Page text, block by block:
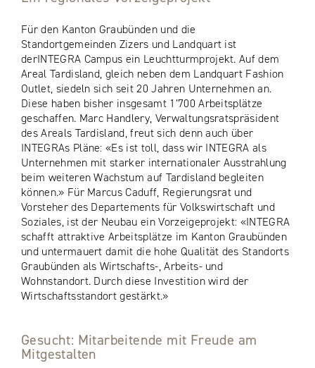
Für den Kanton Graubünden und die
Standortgemeinden Zizers und Landquart ist
derINTEGRA Campus ein Leuchtturmprojekt. Auf dem
Areal Tardisland, gleich neben dem Landquart Fashion
Outlet, siedeln sich seit 20 Jahren Unternehmen an.
Diese haben bisher insgesamt 1’700 Arbeitsplätze
geschaffen. Marc Handlery, Verwaltungsratspräsident
des Areals Tardisland, freut sich denn auch über
INTEGRAs Pläne: «Es ist toll, dass wir INTEGRA als
Unternehmen mit starker internationaler Ausstrahlung
beim weiteren Wachstum auf Tardisland begleiten
können.» Für Marcus Caduff, Regierungsrat und
Vorsteher des Departements für Volkswirtschaft und
Soziales, ist der Neubau ein Vorzeigeprojekt: «INTEGRA
schafft attraktive Arbeitsplätze im Kanton Graubünden
und untermauert damit die hohe Qualität des Standorts
Graubünden als Wirtschafts-, Arbeits- und
Wohnstandort. Durch diese Investition wird der
Wirtschaftsstandort gestärkt.»
Gesucht: Mitarbeitende mit Freude am
Mitgestalten